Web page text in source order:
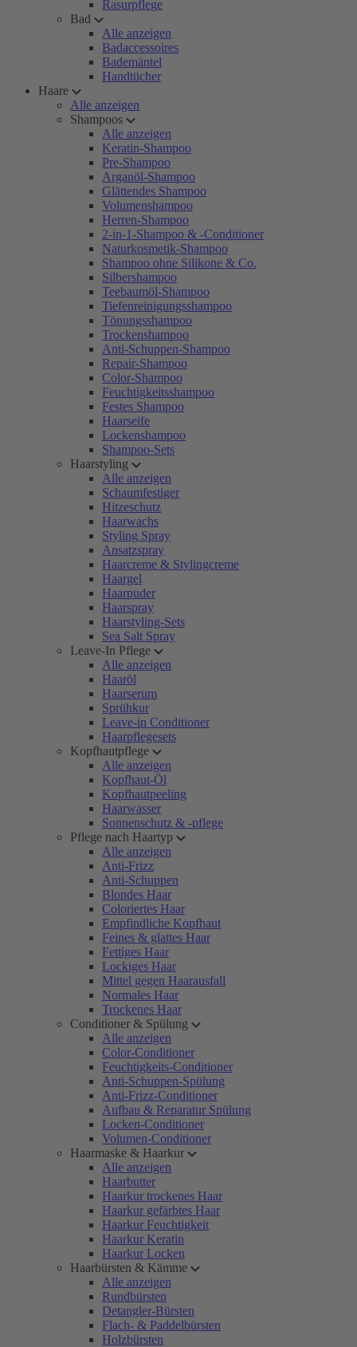
Rasurpflege
Bad
Alle anzeigen
Badaccessoires
Bademäntel
Handtücher
Haare
Alle anzeigen
Shampoos
Alle anzeigen
Keratin-Shampoo
Pre-Shampoo
Arganöl-Shampoo
Glättendes Shampoo
Volumenshampoo
Herren-Shampoo
2-in-1-Shampoo & -Conditioner
Naturkosmetik-Shampoo
Shampoo ohne Silikone & Co.
Silbershampoo
Teebaumöl-Shampoo
Tiefenreinigungsshampoo
Tönungsshampoo
Trockenshampoo
Anti-Schuppen-Shampoo
Repair-Shampoo
Color-Shampoo
Feuchtigkeitsshampoo
Festes Shampoo
Haarseife
Lockenshampoo
Shampoo-Sets
Haarstyling
Alle anzeigen
Schaumfestiger
Hitzeschutz
Haarwachs
Styling Spray
Ansatzspray
Haarcreme & Stylingcreme
Haargel
Haarpuder
Haarspray
Haarstyling-Sets
Sea Salt Spray
Leave-In Pflege
Alle anzeigen
Haaröl
Haarserum
Sprühkur
Leave-in Conditioner
Haarpflegesets
Kopfhautpflege
Alle anzeigen
Kopfhaut-Öl
Kopfhautpeeling
Haarwasser
Sonnenschutz & -pflege
Pflege nach Haartyp
Alle anzeigen
Anti-Frizz
Anti-Schuppen
Blondes Haar
Coloriertes Haar
Empfindliche Kopfhaut
Feines & glattes Haar
Fettiges Haar
Lockiges Haar
Mittel gegen Haarausfall
Normales Haar
Trockenes Haar
Conditioner & Spülung
Alle anzeigen
Color-Conditioner
Feuchtigkeits-Conditioner
Anti-Schuppen-Spülung
Anti-Frizz-Conditioner
Aufbau & Reparatur Spülung
Locken-Conditioner
Volumen-Conditioner
Haarmaske & Haarkur
Alle anzeigen
Haarbutter
Haarkur trockenes Haar
Haarkur gefärbtes Haar
Haarkur Feuchtigkeit
Haarkur Keratin
Haarkur Locken
Haarbürsten & Kämme
Alle anzeigen
Rundbürsten
Detangler-Bürsten
Flach- & Paddelbürsten
Holzbürsten